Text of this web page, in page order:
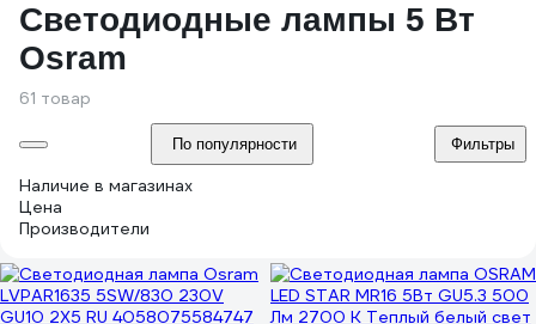
Светодиодные лампы 5 Вт
Osram
61 товар
По популярности Фильтры
Наличие в магазинах
Цена
Производители